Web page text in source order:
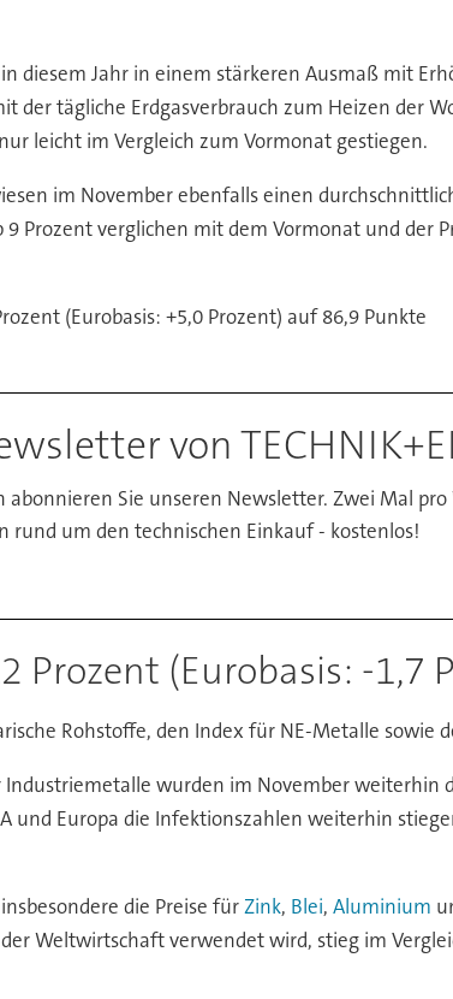
diesem Jahr in einem stärkeren Ausmaß mit
der tägliche Erdgasverbrauch zum Heizen der
leicht im Vergleich zum Vormonat gestiegen.
im November ebenfalls einen
Prozent verglichen mit dem Vormonat und der
(Eurobasis: +5,0 Prozent) auf 86,9 Punkte
von
Sie unseren Newsletter. Zwei Mal
rund um den technischen Einkauf - kostenlos!
(Eurobasis: -1,7
Rohstoffe, den Index für NE-Metalle sowie
Industriemetalle wurden im November weiterhin
Europa die Infektionszahlen weiterhin
die Preise fürZink, Blei, Aluminium
Weltwirtschaft verwendet wird, stieg im